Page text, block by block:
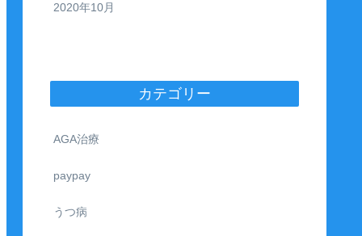
2020年10月
カテゴリー
AGA治療
paypay
うつ病